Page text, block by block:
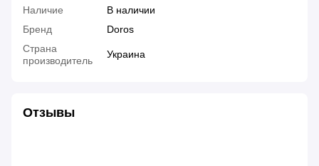
Наличие
В наличии
Бренд
Doros
Страна
производитель
Украина
Отзывы